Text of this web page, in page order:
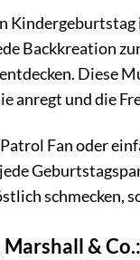
Backkreation
Diese
anregt und die
Fan oder
schmecken,
&